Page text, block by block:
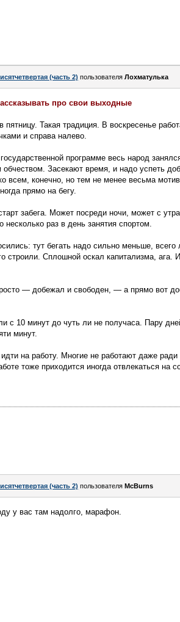
(часть 2) пользователя Лохматулька
про свои выходные
Такая традиция. В воскресенье
и справа налево.
программе весь народ
Засекают время, и надо успеть
всем, конечно, но тем не менее весьма
прямо на бегу.
забега. Может посреди ночи, может с
несколько раз в день занятия спортом.
тут бегать надо сильно меньше,
строили. Сплошной оскал капитализма,
— добежал и свободен, — а прямо вот
с 10 минут до чуть ли не получаса. Пару
минут.
на работу. Многие не работают даже
тоже приходится иногда отвлекаться на
(часть 2) пользователя McBurns
у вас там надолго, марафон.